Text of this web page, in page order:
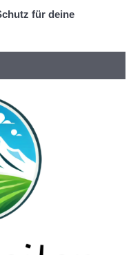
für deine